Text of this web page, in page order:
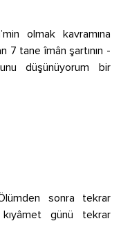
olmak kavramına
7 tane îmân şartının -
düşünüyorum bir
sonra tekrar
günü tekrar